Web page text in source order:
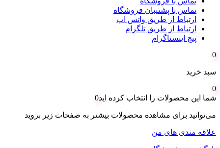
تماس با پشتیبان فروشگاه
ارتباط از طریق واتس اپ
ارتباط از طریق تلگرام
پیج اینستاگرام
0
سبد خرید
0
شما این محصولات را انتخاب کرده اید0
می‌توانید برای مشاهده محصولات بیشتر به صفحات زیر بروید
علاقه مندی های من